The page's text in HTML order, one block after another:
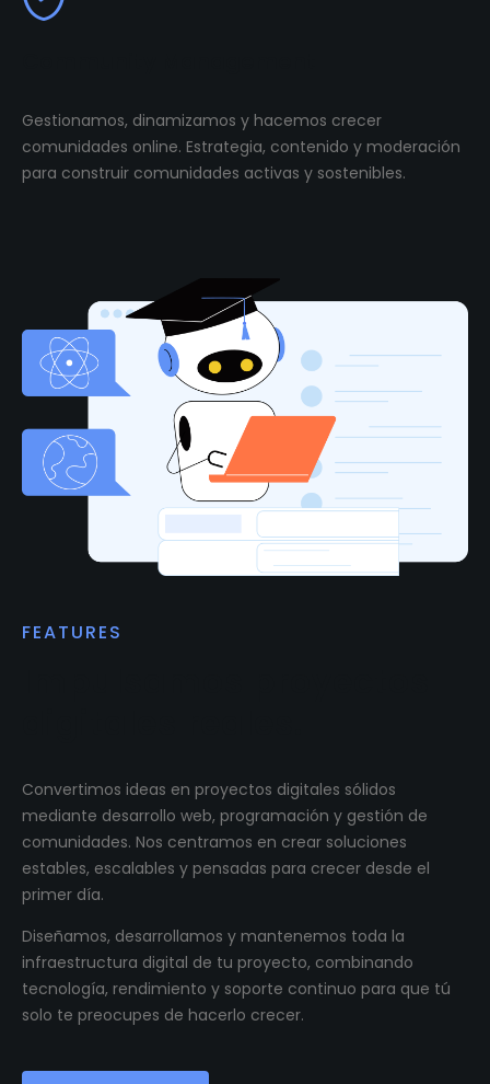
Gestionamos, dinamizamos y hacemos crecer
comunidades online. Estrategia, contenido y moderación
para construir comunidades activas y sostenibles.
FEATURES
Convertimos ideas en proyectos digitales sólidos
mediante desarrollo web, programación y gestión de
comunidades. Nos centramos en crear soluciones
estables, escalables y pensadas para crecer desde el
primer día.
Diseñamos, desarrollamos y mantenemos toda la
infraestructura digital de tu proyecto, combinando
tecnología, rendimiento y soporte continuo para que tú
solo te preocupes de hacerlo crecer.